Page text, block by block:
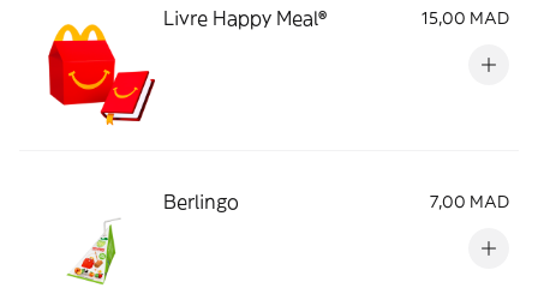
Livre Happy Meal® 15,00 MAD
Berlingo 7,00 MAD